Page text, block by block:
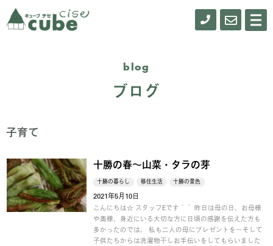
メ
ニ
0155- お
blog
ブログ
子育て
十勝の春～山菜・タラの芽
十勝の暮らし 移住生活 十勝の景色
2021年5月10日
こんにちは☆ スタッフEです＾＾ 昨日は母の日、お母様
や奥様、身近にいる大切な方に日頃の感謝を伝えた方も
多かったのでは。 私も二人の母にプレゼントを～そして
子供たちからは洗濯物干しお手伝いをしてもらいました